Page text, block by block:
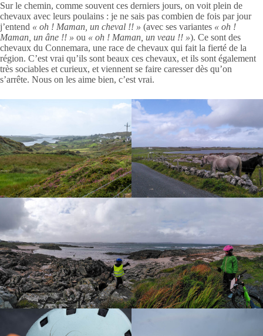
Sur le chemin, comme souvent ces derniers jours, on voit plein de
chevaux avec leurs poulains : je ne sais pas combien de fois par jour
j’entend « oh ! Maman, un cheval !! » (avec ses variantes « oh !
Maman, un âne !! » ou « oh ! Maman, un veau !! »). Ce sont des
chevaux du Connemara, une race de chevaux qui fait la fierté de la
région. C’est vrai qu’ils sont beaux ces chevaux, et ils sont également
très sociables et curieux, et viennent se faire caresser dès qu’on
s’arrête. Nous on les aime bien, c’est vrai.